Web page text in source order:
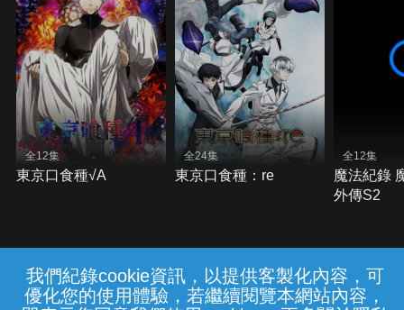
我們紀錄cookie資訊，以提供客製化內容，可
優化您的使用體驗，若繼續閱覽本網站內容，
全12集
東京口食種√A
全24集
東京口食種：re
全12集
魔法紀錄
外傳S2
常見問題 線上客服 服務條款 隱私權保護
{{notifyMsg}}